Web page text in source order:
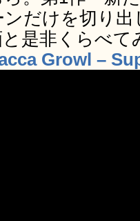
だけを切り
是非くらべて
Growl –